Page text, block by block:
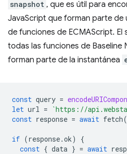
snapshot , que es útil para
JavaScript que forman parte
de funciones de ECMAScript.
todas las funciones de Baseline
forman parte de la instantánea
const query =
let url = `https://
const response = await fetch(
if (response.ok)
{
const { data } = await